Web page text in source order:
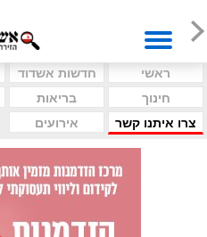
ראשי חדשות אשדוד
חינוך
בריאות
צרו איתנו קשר
אירועים